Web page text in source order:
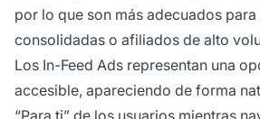
por lo que son más adecuados
consolidadas o afiliados de alto
Los In-Feed Ads representan una
accesible, apareciendo de forma